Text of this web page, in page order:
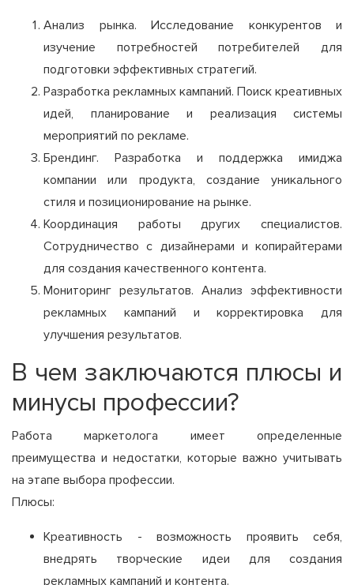
Анализ рынка. Исследование конкурентов и
изучение потребностей потребителей для
подготовки эффективных стратегий.
Разработка рекламных кампаний. Поиск креативных
идей, планирование и реализация системы
мероприятий по рекламе.
Брендинг. Разработка и поддержка имиджа
компании или продукта, создание уникального
стиля и позиционирование на рынке.
Координация работы других специалистов.
Сотрудничество с дизайнерами и копирайтерами
для создания качественного контента.
Мониторинг результатов. Анализ эффективности
рекламных кампаний и корректировка для
улучшения результатов.
В чем заключаются плюсы и
минусы профессии?
Работа маркетолога имеет определенные
преимущества и недостатки, которые важно учитывать
на этапе выбора профессии.
Плюсы:
Креативность - возможность проявить себя,
внедрять творческие идеи для создания
рекламных кампаний и контента.